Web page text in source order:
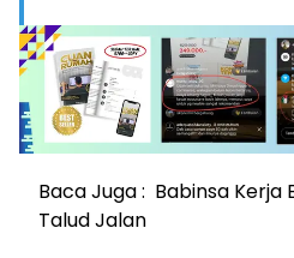
Baca Juga : Babinsa Kerja
Talud Jalan